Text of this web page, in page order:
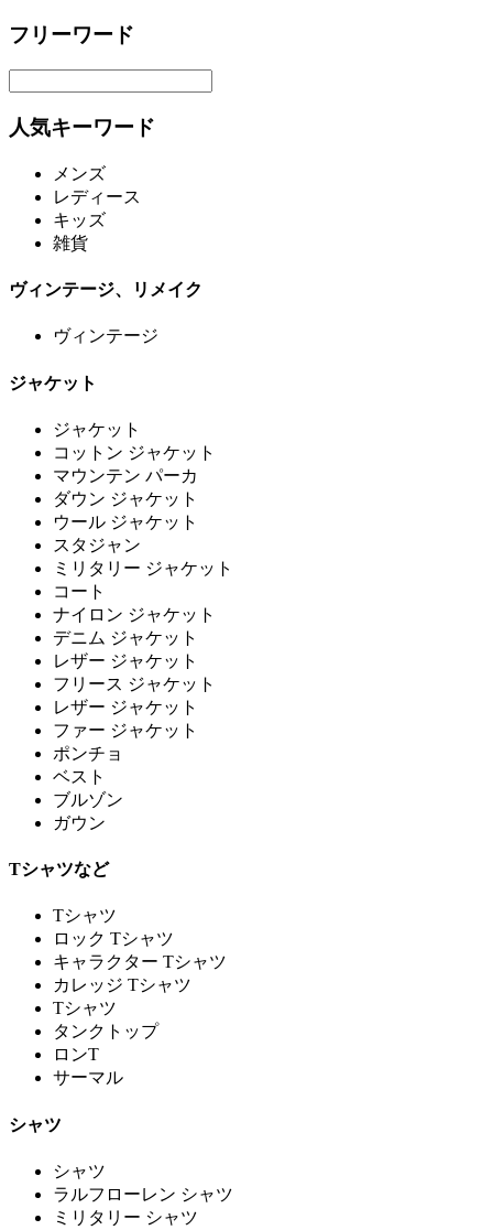
フリーワード
人気キーワード
メンズ
レディース
キッズ
雑貨
ヴィンテージ、リメイク
ヴィンテージ
ジャケット
ジャケット
コットン ジャケット
マウンテン パーカ
ダウン ジャケット
ウール ジャケット
スタジャン
ミリタリー ジャケット
コート
ナイロン ジャケット
デニム ジャケット
レザー ジャケット
フリース ジャケット
レザー ジャケット
ファー ジャケット
ポンチョ
ベスト
ブルゾン
ガウン
Tシャツなど
Tシャツ
ロック Tシャツ
キャラクター Tシャツ
カレッジ Tシャツ
Tシャツ
タンクトップ
ロンT
サーマル
シャツ
シャツ
ラルフローレン シャツ
ミリタリー シャツ